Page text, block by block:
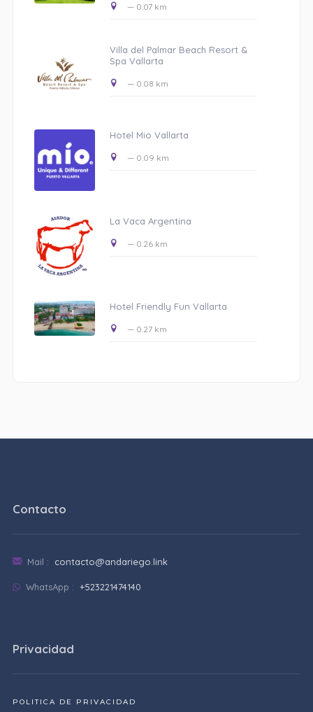
— 0.07 km
Villa del Palmar Beach Resort &
Spa Vallarta
— 0.08 km
Hotel Mio Vallarta
— 0.09 km
La Vaca Argentina
— 0.26 km
Hotel Friendly Fun Vallarta
— 0.27 km
Contacto
Mail : contacto@andariego.link
WhatsApp : +523221474140
Privacidad
POLITICA DE PRIVACIDAD